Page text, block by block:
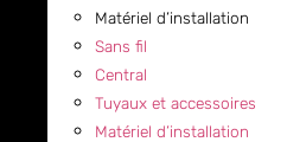
Matériel d’installation
Sans fil
Central
Tuyaux et accessoires
Matériel d’installation